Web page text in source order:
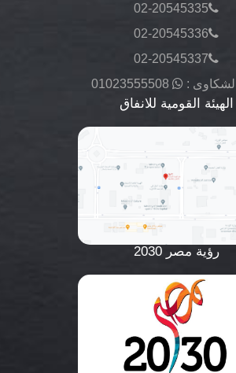
02-20545335
02-20545336
02-20545337
:
01023555508
القومية للانفاق
رؤية مصر 2030